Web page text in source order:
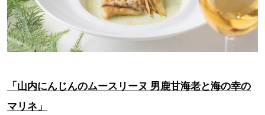
「山内にんじんのムースリーヌ 男鹿甘海老と海の幸の
マリネ」